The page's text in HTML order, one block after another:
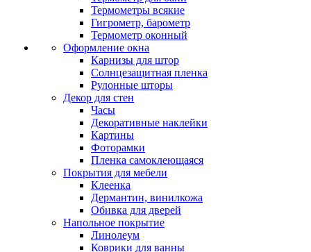
Термометры всякие
Гигрометр, барометр
Термометр оконный
Оформление окна
Карнизы для штор
Солнцезащитная пленка
Рулонные шторы
Декор для стен
Часы
Декоративные наклейки
Картины
Фоторамки
Пленка самоклеющаяся
Покрытия для мебели
Клеенка
Дермантин, винилкожа
Обивка для дверей
Напольное покрытие
Линолеум
Коврики для ванны